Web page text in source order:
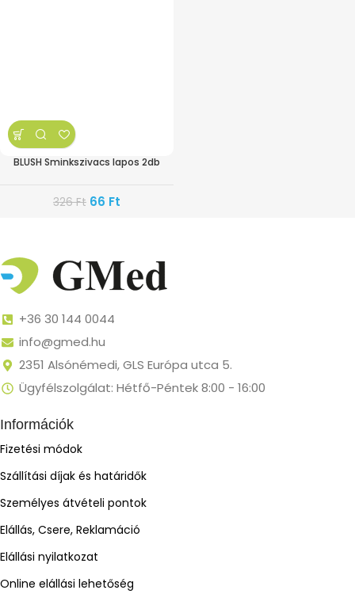
BLUSH Sminkszivacs lapos 2db
326Ft 66 Ft
+36 30 144 0044
info@gmed.hu
2351 Alsónémedi, GLS Európa utca 5.
Ügyfélszolgálat: Hétfő-Péntek 8:00 - 16:00
Információk
Fizetési módok
Szállítási díjak és határidők
Személyes átvételi pontok
Elállás, Csere, Reklamáció
Elállási nyilatkozat
Online elállási lehetőség